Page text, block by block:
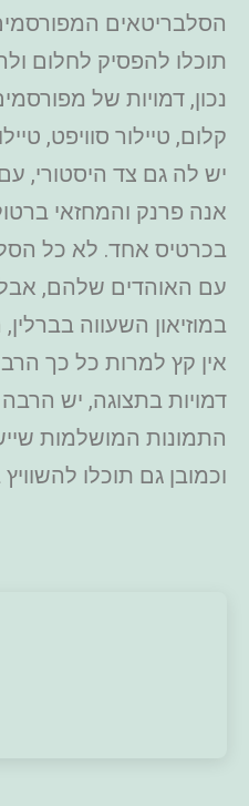
הסלבריטאים
תוכלו להפסיק לחלום
נכון, דמויות של
קלום, טיילור סוויפט,
יש לה גם צד היסטורי,
אנה פרנק והמחזאי
בכרטיס אחד. לא כל
עם האוהדים שלהם,
במוזיאון השעווה
דמויות בתצוגה, יש
התמונות המושלמות
וכמובן גם תוכלו